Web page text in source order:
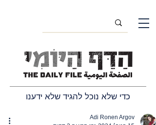
כדי שלא נוכל להגיד שלא ידענו
Adi Ronen Argov